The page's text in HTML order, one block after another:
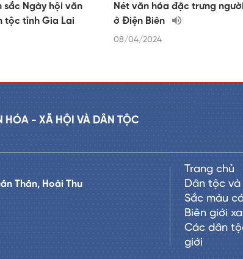
Ngày hội văn
tộc tỉnh Gia Lai
Nét văn hóa đặc trưng
ở Điện Biên
08/04/2024
- XÃ HỘI VÀ DÂN TỘC
Thân, Hoài Thu
Trang chủ
Dân tộc
Sắc màu
Biên giới
Các dân
giới